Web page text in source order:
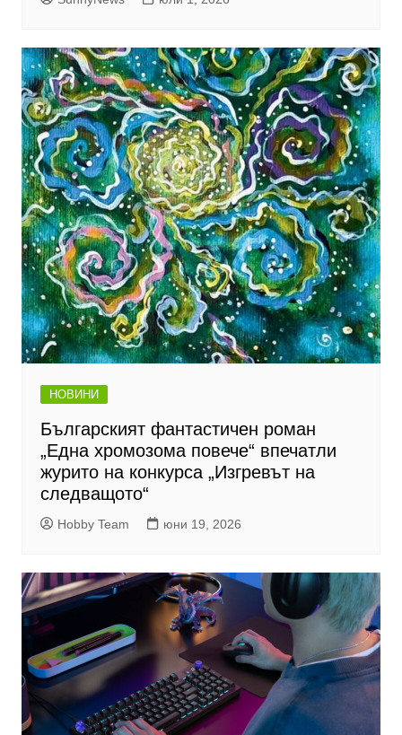
НОВИНИ
Българският фантастичен роман
„Една хромозома повече“ впечатли
журито на конкурса „Изгревът на
следващото“
Hobby Team юни 19, 2026